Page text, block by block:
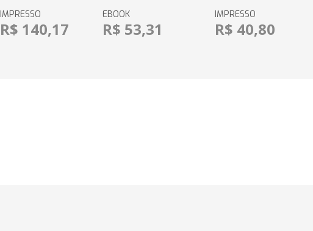
IMPRESSO
R$ 140,17
EBOOK
R$ 53,31
IMPRESSO
R$ 40,80